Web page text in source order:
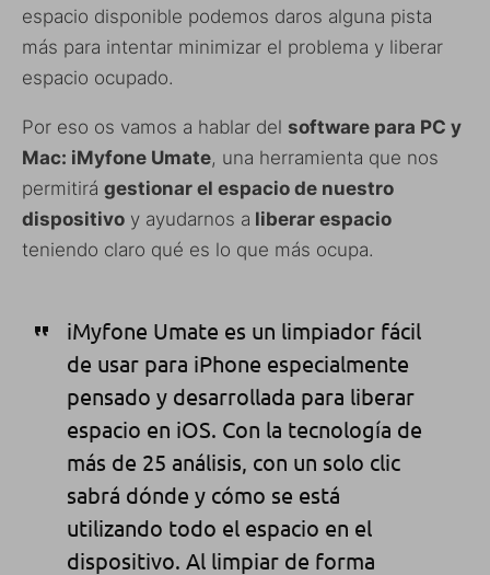
espacio disponible podemos daros alguna pista
más para intentar minimizar el problema y liberar
espacio ocupado.
Por eso os vamos a hablar del software para PC y
Mac: iMyfone Umate, una herramienta que nos
permitirá gestionar el espacio de nuestro
dispositivo y ayudarnos a liberar espacio
teniendo claro qué es lo que más ocupa.
iMyfone Umate es un limpiador fácil
de usar para iPhone especialmente
pensado y desarrollada para liberar
espacio en iOS. Con la tecnología de
más de 25 análisis, con un solo clic
sabrá dónde y cómo se está
utilizando todo el espacio en el
dispositivo. Al limpiar de forma